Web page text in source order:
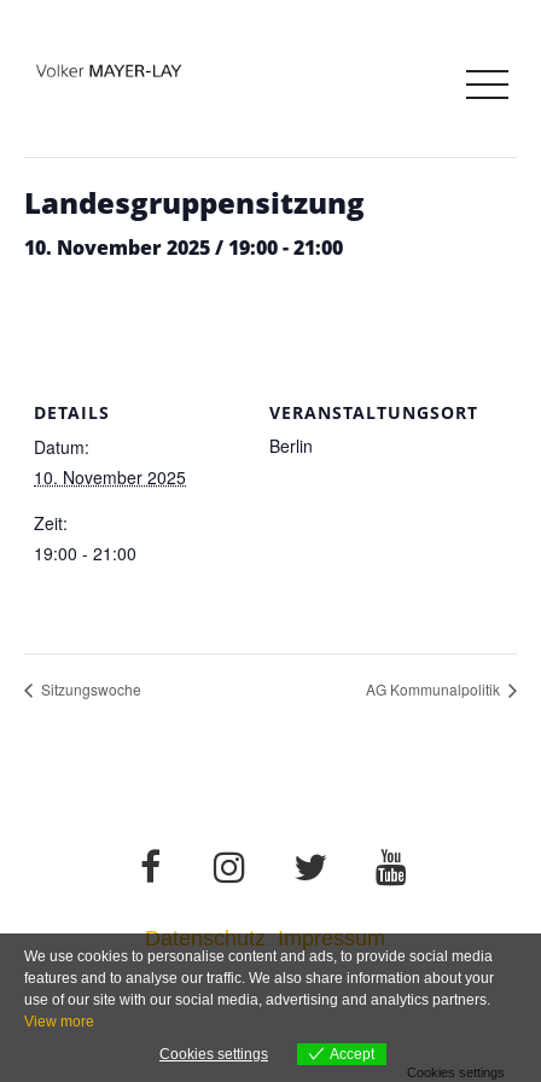
« Alle Veranstaltungen
Landesgruppensitzung
10. November 2025 / 19:00-21:00
DETAILS
Datum:
10. November 2025
Zeit:
19:00 - 21:00
VERANSTALTUNGSORT
Berlin
Sitzungswoche AG Kommunalpolitik
Datenschutz Impressum
We use cookies to personalise content and ads, to provide social media
features and to analyse our traffic. We also share information about your
use of our site with our social media, advertising and analytics partners.
View more
Cookies settings
Accept
Cookies settings